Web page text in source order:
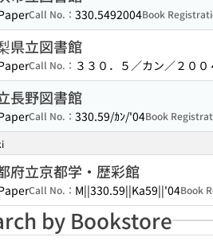
Call No.： 330.5492004Book
県立図書館
Call No.： ３３０．５／カン／２００
長野図書館
Call No.： 330.59/ｶﾝ/'04Book
府立京都学・歴彩館
Call No.： M||330.59||Ka59||'04Book
by Bookstore